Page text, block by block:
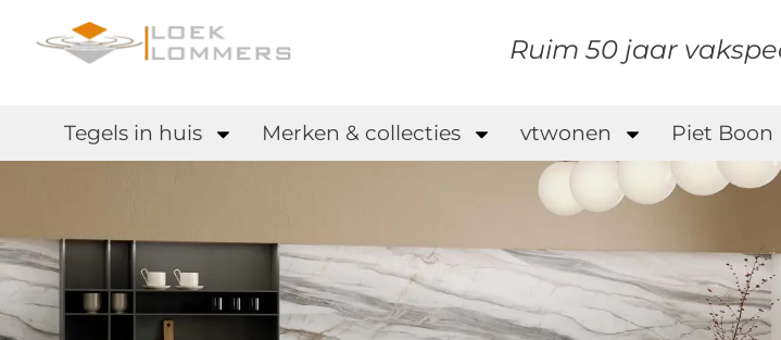
Ruim 50 jaar
Tegels in huis Merken & collecties vtwonen Piet Boon